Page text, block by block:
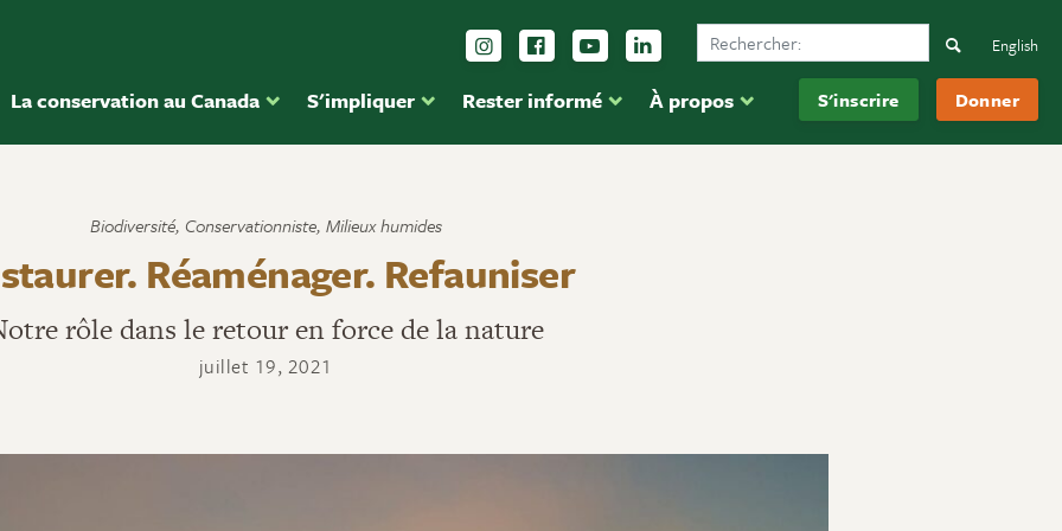
La conservation au Canada S'impliquer Rester informé À propos S'inscrire Donner
Suivez-nous sur Instagram
Suivez-nous sur Facebook
Inscrivez-vous sur YouTube
Suivez-nous sur LinkedIn
Search Ducks Unlimited CanadaSearch
English
Biodiversité, Conservationniste, Milieux humides
Réaménager. Refauniser
rôle dans le retour en force de la nature
juillet 19, 2021